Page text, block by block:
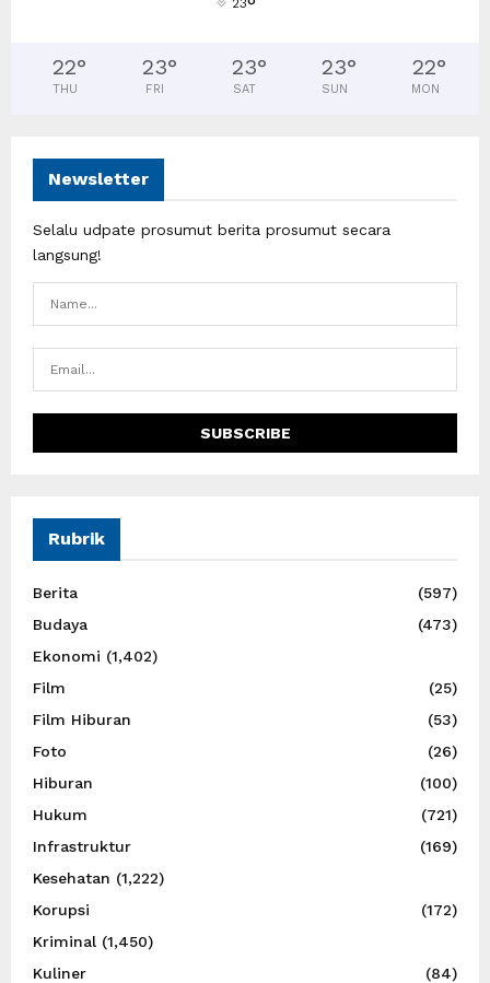
23
22°
THU
23°
FRI
23°
SAT
23°
SUN
22°
MON
Newsletter
Selalu udpate prosumut berita prosumut secara
langsung!
Rubrik
Berita
(597)
Budaya
(473)
Ekonomi (1,402)
Film
(25)
Film Hiburan
(53)
Foto
(26)
Hiburan
(100)
Hukum
(721)
Infrastruktur
(169)
Kesehatan (1,222)
Korupsi
(172)
Kriminal (1,450)
Kuliner
(84)